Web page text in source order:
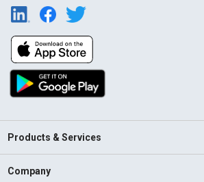
Products & Services
Company